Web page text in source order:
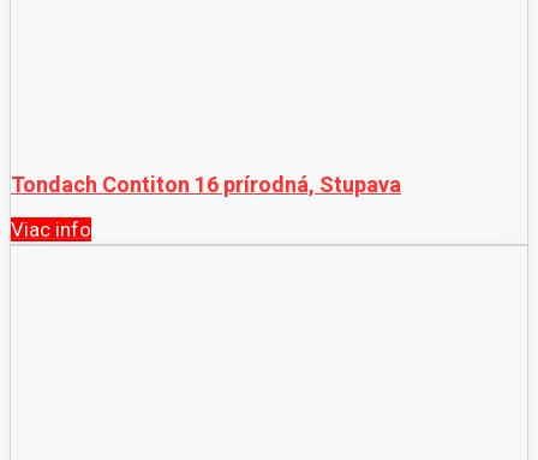
Tondach Contiton 16 prírodná, Stupava
Viac info